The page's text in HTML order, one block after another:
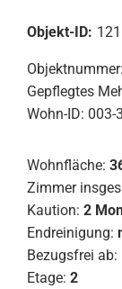
Objekt-ID:
Gepflegtes
Wohn-ID: 003-
Wohnfläche:
Zimmer
Kaution: 2
Endreinigung:
Bezugsfrei ab:
Etage: 2